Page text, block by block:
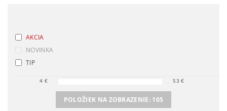
AKCIA
NOVINKA
TIP
4 € 53 €
POLOŽIEK NA ZOBRAZENIE: 105